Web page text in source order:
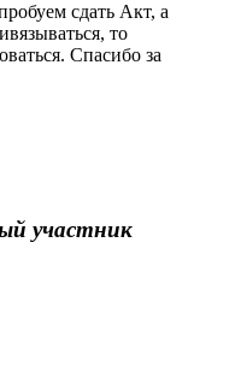
сдать Акт, а
то
Спасибо за
участник